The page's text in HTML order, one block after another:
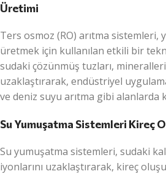
Üretimi
Ters osmoz (RO) arıtma sistemleri,
üretmek için kullanılan etkili bir
sudaki çözünmüş tuzları,
uzaklaştırarak, endüstriyel
ve deniz suyu arıtma gibi alanlarda
Su Yumuşatma Sistemleri Kireç
Su yumuşatma sistemleri, sudaki
iyonlarını uzaklaştırarak, kireç